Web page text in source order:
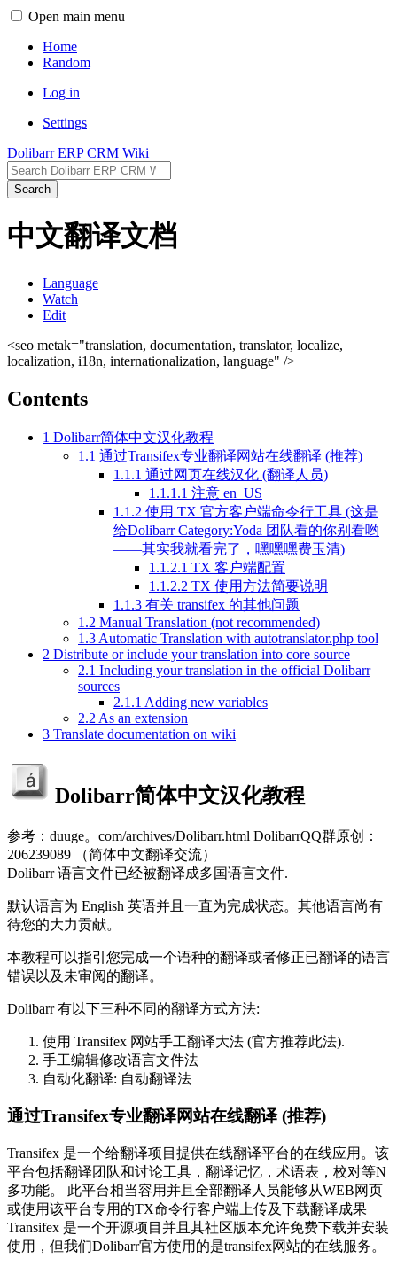
Open main menu
Home
Random
Log in
Settings
Dolibarr ERP CRM Wiki
Search
中文翻译文档
Language
Watch
Edit
<seo metak="translation, documentation, translator, localize,
localization, i18n, internationalization, language" />
Contents
1 Dolibarr简体中文汉化教程
1.1 通过Transifex专业翻译网站在线翻译 (推荐)
1.1.1 通过网页在线汉化 (翻译人员)
1.1.1.1 注意 en_US
1.1.2 使用 TX 官方客户端命令行工具 (这是
给Dolibarr Category:Yoda 团队看的你别看哟
——其实我就看完了，嘿嘿嘿费玉清)
1.1.2.1 TX 客户端配置
1.1.2.2 TX 使用方法简要说明
1.1.3 有关 transifex 的其他问题
1.2 Manual Translation (not recommended)
1.3 Automatic Translation with autotranslator.php tool
2 Distribute or include your translation into core source
2.1 Including your translation in the official Dolibarr
sources
2.1.1 Adding new variables
2.2 As an extension
3 Translate documentation on wiki
Dolibarr简体中文汉化教程
参考：duuge。com/archives/Dolibarr.html DolibarrQQ群原创：
206239089 （简体中文翻译交流）
Dolibarr 语言文件已经被翻译成多国语言文件.
默认语言为 English 英语并且一直为完成状态。其他语言尚有
待您的大力贡献。
本教程可以指引您完成一个语种的翻译或者修正已翻译的语言
错误以及未审阅的翻译。
Dolibarr 有以下三种不同的翻译方式方法:
使用 Transifex 网站手工翻译大法 (官方推荐此法).
手工编辑修改语言文件法
自动化翻译: 自动翻译法
通过Transifex专业翻译网站在线翻译 (推荐)
Transifex 是一个给翻译项目提供在线翻译平台的在线应用。该
平台包括翻译团队和讨论工具，翻译记忆，术语表，校对等N
多功能。 此平台相当容用并且全部翻译人员能够从WEB网页
或使用该平台专用的TX命令行客户端上传及下载翻译成果
Transifex 是一个开源项目并且其社区版本允许免费下载并安装
使用，但我们Dolibarr官方使用的是transifex网站的在线服务。